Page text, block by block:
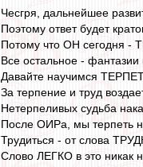
Чесгря, дальнейшее
Поэтому ответ будет
Потому что ОН сегодня -
Все остальное -
Давайте научимся
За терпение и труд
Нетерпеливых судьба
После ОИРа, мы терпеть
Трудиться - от слова
Слово ЛЕГКО в это никак